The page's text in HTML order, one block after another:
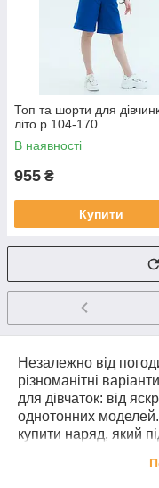
Топ та шорти для
літо р.104-170
В наявності
955 ₴
Купити
Незалежно від
різноманітні
для дівчаток: від
однотонних
купити наряд, який